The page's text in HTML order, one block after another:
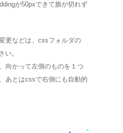
が50pxできて旗が切れず
更などは、cssフォルダの
い。
向かって左側のものを１つ
あとはcssで右側にも自動的